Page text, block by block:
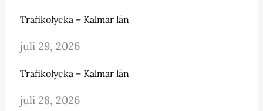
Trafikolycka – Kalmar län
juli 29, 2026
Trafikolycka – Kalmar län
juli 28, 2026